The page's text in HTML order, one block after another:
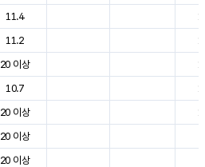
11.4
11.2
20 이상
10.7
20 이상
20 이상
20 이상